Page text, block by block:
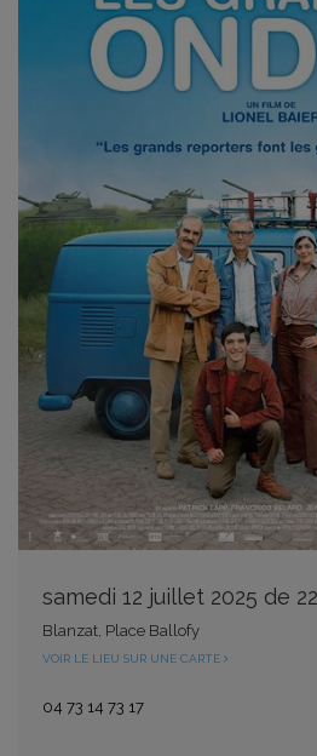
samedi 12 juillet 2025 de
Blanzat, Place Ballofy
VOIR LE LIEU SUR UNE CARTE
04 73 14 73 17